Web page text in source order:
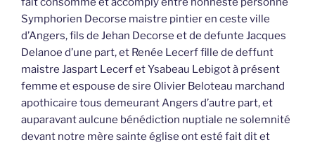
Symphorien Decorse maistre pintier en ceste ville
d’Angers, fils de Jehan Decorse et de defunte Jacques
Delanoe d’une part, et Renée Lecerf fille de deffunt
maistre Jaspart Lecerf et Ysabeau Lebigot à présent
femme et espouse de sire Olivier Beloteau marchand
apothicaire tous demeurant Angers d’autre part, et
auparavant aulcune bénédiction nuptiale ne solemnité
devant notre mère sainte église ont esté fait dit et